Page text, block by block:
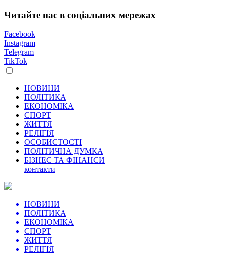
Читайте нас в соціальних мережах
Facebook
Instagram
Telegram
TikTok
НОВИНИ
ПОЛІТИКА
ЕКОНОМІКА
СПОРТ
ЖИТТЯ
РЕЛІГІЯ
ОСОБИСТОСТІ
ПОЛІТИЧНА ДУМКА
БІЗНЕС ТА ФІНАНСИ
контакти
НОВИНИ
ПОЛІТИКА
ЕКОНОМІКА
СПОРТ
ЖИТТЯ
РЕЛІГІЯ